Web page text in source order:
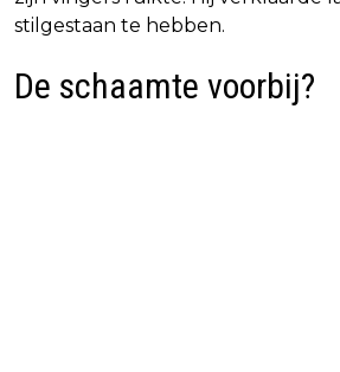
stilgestaan te hebben.
De schaamte voorbij?